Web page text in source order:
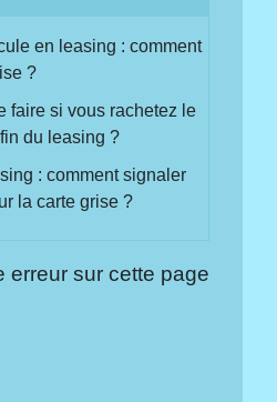
en leasing : comment
?
faire si vous rachetez le
du leasing ?
: comment signaler
la carte grise ?
erreur sur cette page